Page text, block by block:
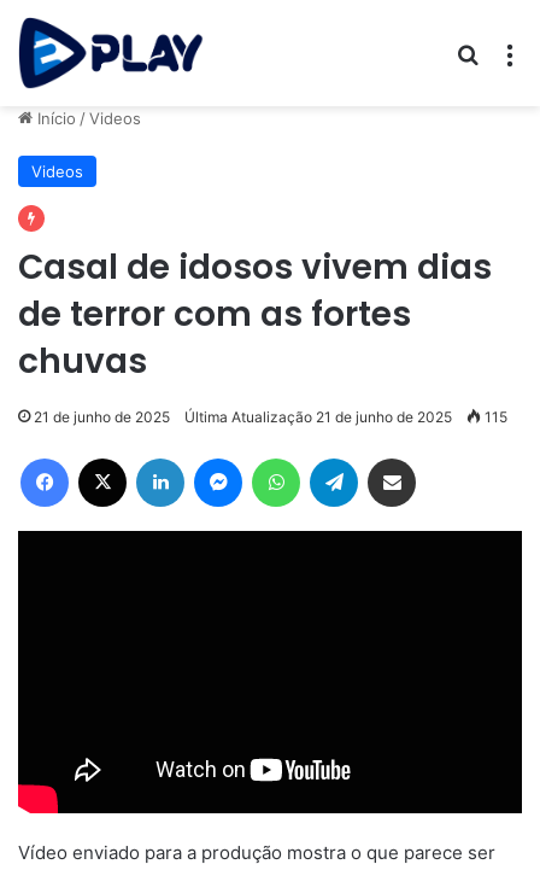
Início /Videos
Videos
Casal de idosos vivem dias
de terror com as fortes
chuvas
21 de junho de 2025 Última Atualização 21 de junho de 2025 115
Facebook Linkedin MessengerWhatsAppTelegram
Vídeo enviado para a produção mostra o que parece ser